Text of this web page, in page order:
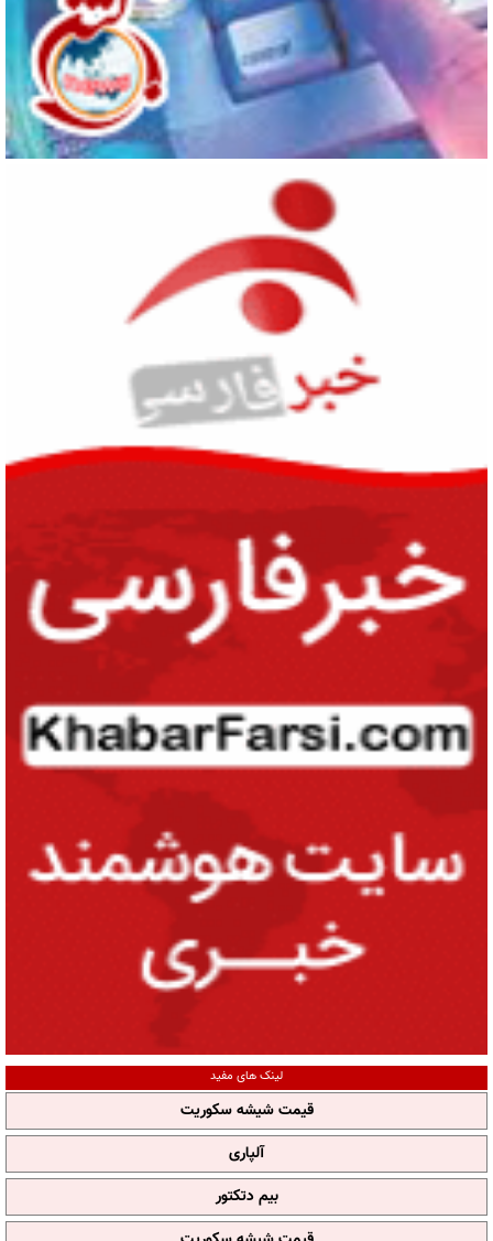
لینک های مفید
قیمت شیشه سکوریت
آلپاری
بیم دتکتور